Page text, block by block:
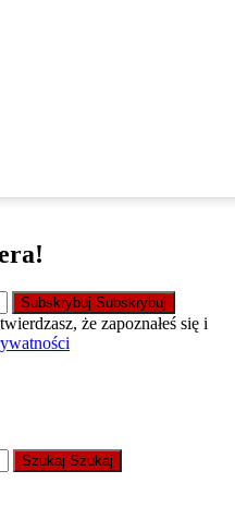
Subskrybuj Subskrybuj
że zapoznałeś się i
Szukaj Szukaj